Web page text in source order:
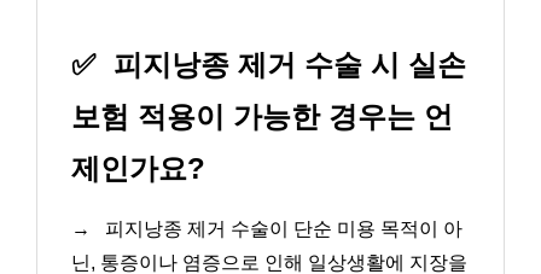
✅ 피지낭종 제거 수술 시 실손
보험 적용이 가능한 경우는 언
제인가요?
→
피지낭종 제거 수술이 단순 미용 목적이 아
닌, 통증이나 염증으로 인해 일상생활에 지장을